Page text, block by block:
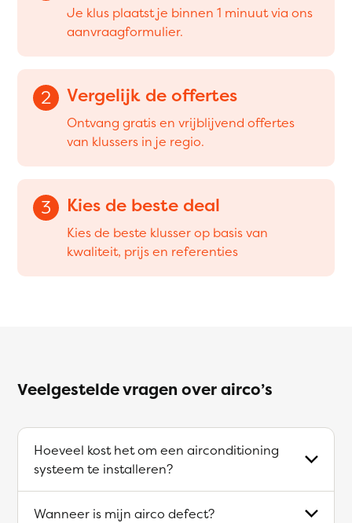
Je klus plaatst je binnen 1 minuut via ons
aanvraagformulier.
2 Vergelijk de offertes
Ontvang gratis en vrijblijvend offertes
van klussers in je regio.
3 Kies de beste deal
Kies de beste klusser op basis van
kwaliteit, prijs en referenties
Veelgestelde vragen over airco’s
Hoeveel kost het om een airconditioning
systeem te installeren?
Wanneer is mijn airco defect?